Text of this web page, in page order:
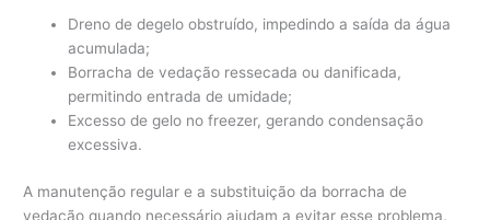
Dreno de degelo obstruído, impedindo a saída da água
acumulada;
Borracha de vedação ressecada ou danificada,
permitindo entrada de umidade;
Excesso de gelo no freezer, gerando condensação
excessiva.
A manutenção regular e a substituição da borracha de
vedação quando necessário ajudam a evitar esse problema.